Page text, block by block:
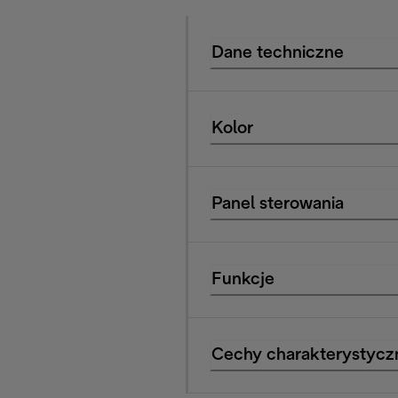
Dane techniczne
Kolor
Panel sterowania
Funkcje
Cechy